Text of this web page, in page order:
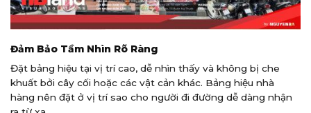
Đảm Bảo Tầm Nhìn Rõ Ràng
Đặt bảng hiệu tại vị trí cao, dễ nhìn thấy và không bị che
khuất bởi cây cối hoặc các vật cản khác. Bảng hiệu nhà
hàng nên đặt ở vị trí sao cho người đi đường dễ dàng nhận